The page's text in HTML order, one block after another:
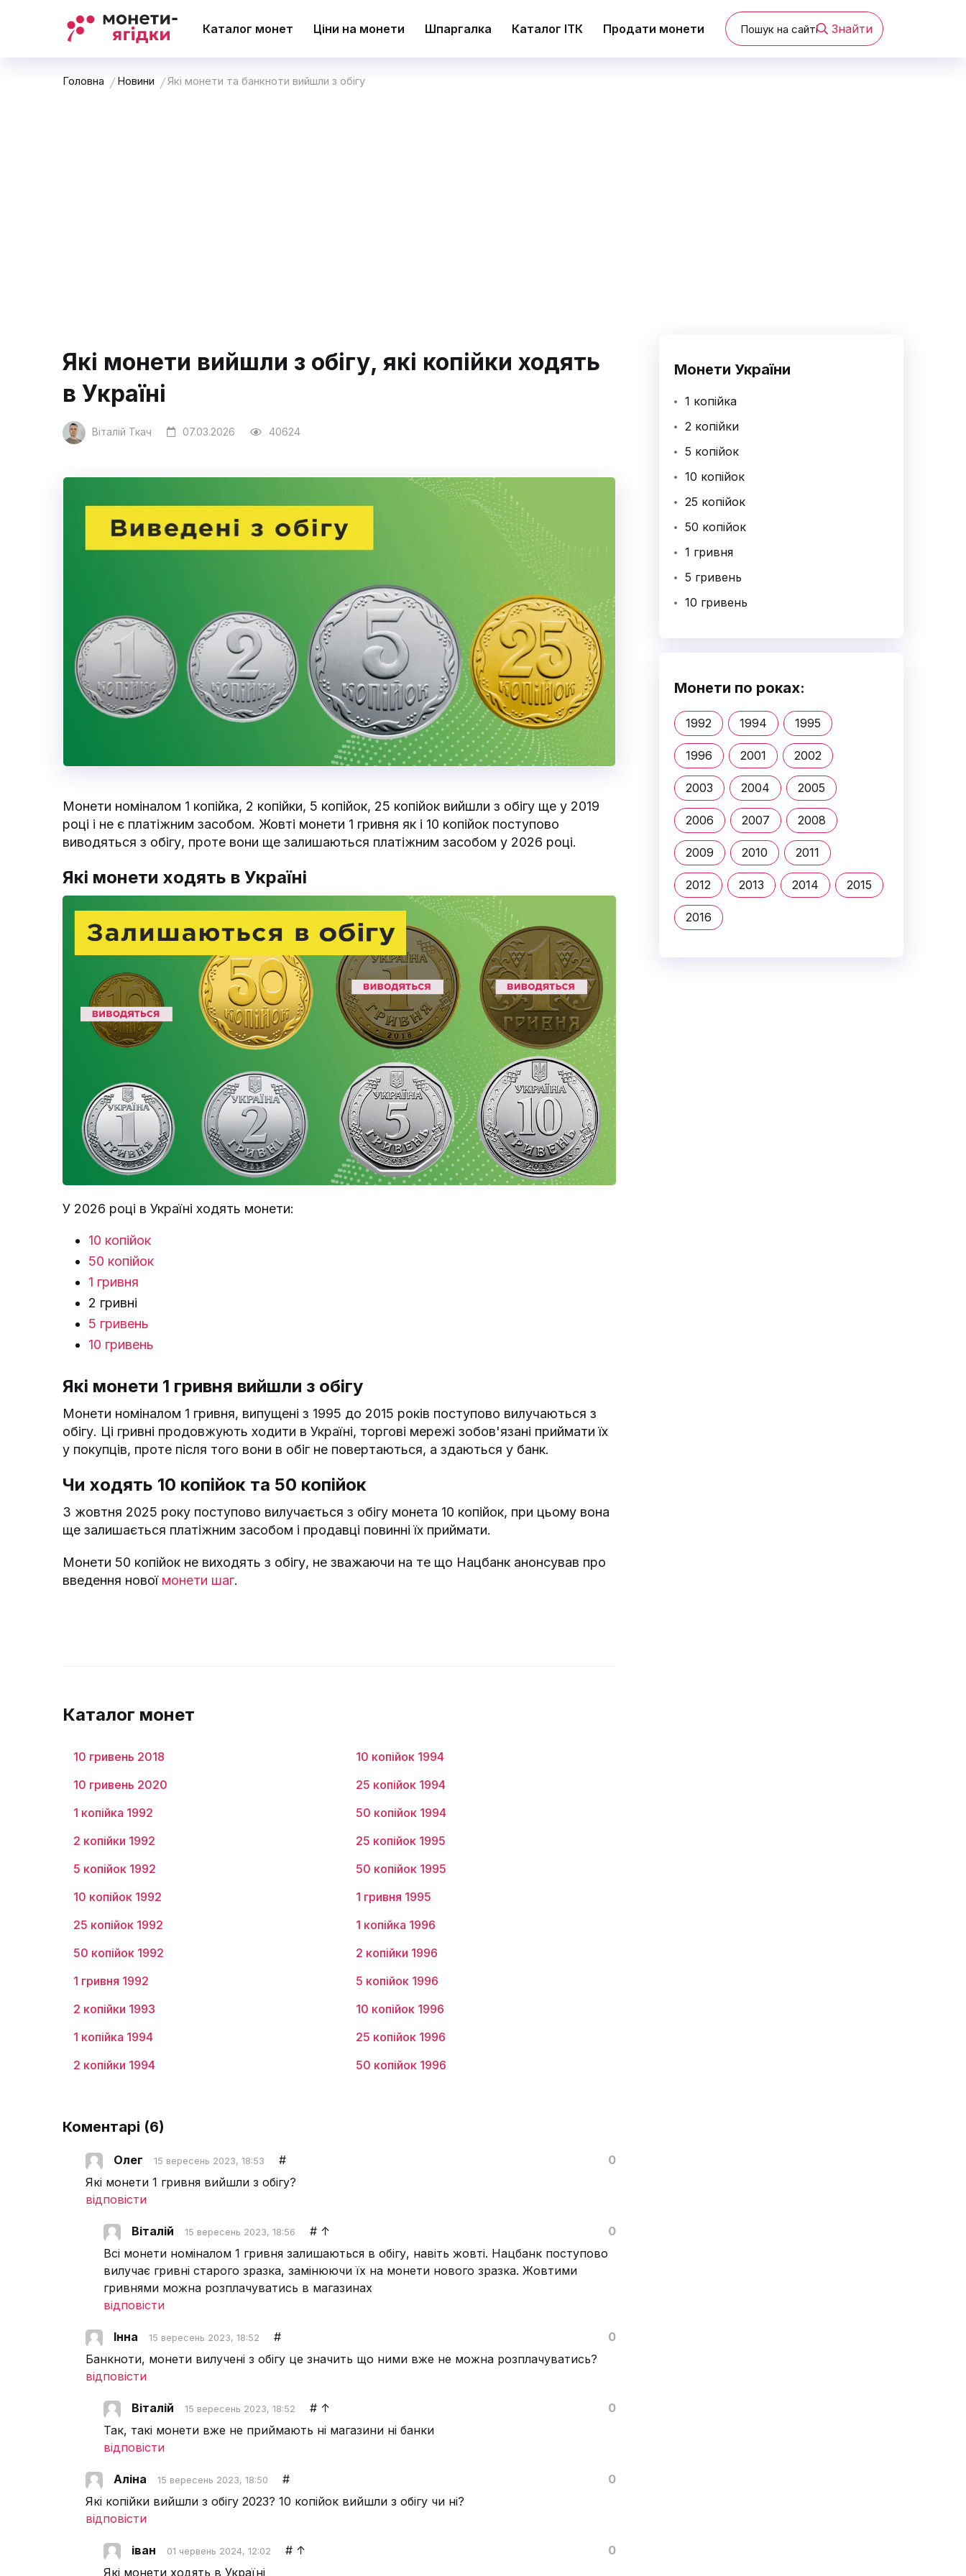
Каталог монет Ціни на монети Шпаргалка Каталог ІТК Продати монети Знайти
Головна Новини Які монети та банкноти вийшли з обігу
Які монети вийшли з обігу, які копійки ходять
в Україні
Віталій Ткач 07.03.2026 40624
Монети номіналом 1 копійка, 2 копійки, 5 копійок, 25 копійок вийшли з обігу ще у 2019
році і не є платіжним засобом. Жовті монети 1 гривня як і 10 копійок поступово
виводяться з обігу, проте вони ще залишаються платіжним засобом у 2026 році.
Які монети ходять в Україні
У 2026 році в Україні ходять монети:
10 копійок
50 копійок
1 гривня
2 гривні
5 гривень
10 гривень
Які монети 1 гривня вийшли з обігу
Монети номіналом 1 гривня, випущені з 1995 до 2015 років поступово вилучаються з
обігу. Ці гривні продовжують ходити в Україні, торгові мережі зобов'язані приймати їх
у покупців, проте після того вони в обіг не повертаються, а здаються у банк.
Чи ходять 10 копійок та 50 копійок
З жовтня 2025 року поступово вилучається з обігу монета 10 копійок, при цьому вона
ще залишається платіжним засобом і продавці повинні їх приймати.
Монети 50 копійок не виходять з обігу, не зважаючи на те що Нацбанк анонсував про
введення нової монети шаг.
Каталог монет
10 гривень 2018
10 гривень 2020
1 копійка 1992
2 копійки 1992
5 копійок 1992
10 копійок 1992
25 копійок 1992
50 копійок 1992
1 гривня 1992
2 копійки 1993
1 копійка 1994
2 копійки 1994
10 копійок 1994
25 копійок 1994
50 копійок 1994
25 копійок 1995
50 копійок 1995
1 гривня 1995
1 копійка 1996
2 копійки 1996
5 копійок 1996
10 копійок 1996
25 копійок 1996
50 копійок 1996
Коментарі (6)
Олег 15 вересень 2023, 18:53 #
0
Які монети 1 гривня вийшли з обігу?
відповісти
Віталій 15 вересень 2023, 18:56 # ↑
0
Всі монети номіналом 1 гривня залишаються в обігу, навіть жовті. Нацбанк поступово
вилучає гривні старого зразка, замінюючи їх на монети нового зразка. Жовтими
гривнями можна розплачуватись в магазинах
відповісти
Інна 15 вересень 2023, 18:52 #
0
Банкноти, монети вилучені з обігу це значить що ними вже не можна розплачуватись?
відповісти
Віталій 15 вересень 2023, 18:52 # ↑
0
Так, такі монети вже не приймають ні магазини ні банки
відповісти
Аліна 15 вересень 2023, 18:50 #
0
Які копійки вийшли з обігу 2023? 10 копійок вийшли з обігу чи ні?
відповісти
іван 01 червень 2024, 12:02 # ↑
0
Які монети ходять в Україні
Монети України
1 копійка
2 копійки
5 копійок
10 копійок
25 копійок
50 копійок
1 гривня
5 гривень
10 гривень
Монети по роках:
1992 1994 1995
1996 2001 2002
2003 2004 2005
2006 2007 2008
2009 2010 2011
2012 2013 2014 2015
2016